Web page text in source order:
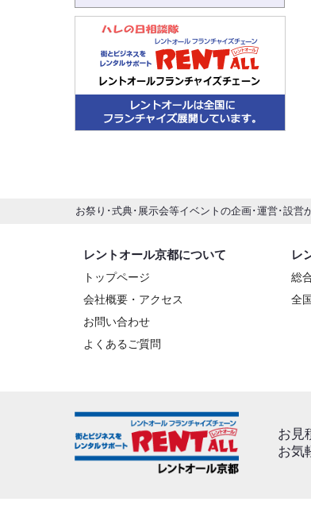
お祭り･式典･展示会等イベントの企画･運営･設営
レントオール京都について
トップページ
会社概要・アクセス
お問い合わせ
よくあるご質問
レ
総
全
お見
お気